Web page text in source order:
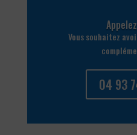
Vous souhaitez
04 93